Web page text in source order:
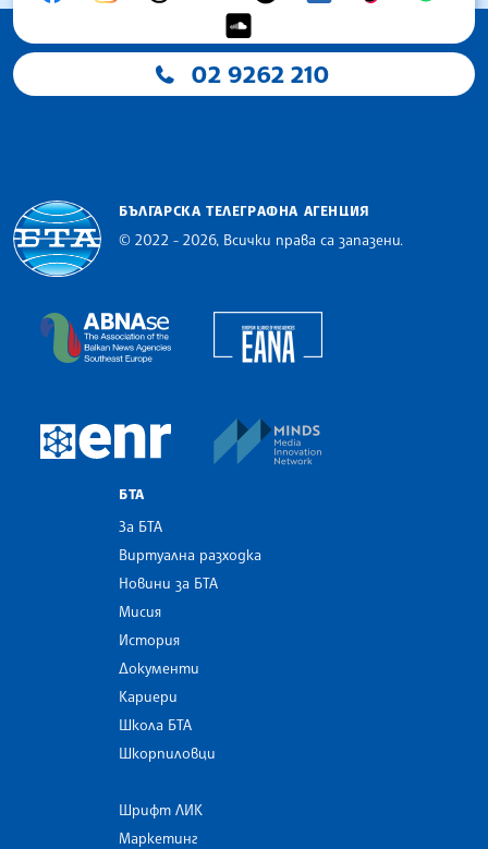
02 9262 210
БЪЛГАРСКА ТЕЛЕГРАФНА АГЕНЦИЯ
© 2022 - 2026, Всички права са запазени.
The Assocoation of the Balkan News Agencies
European Newsroom
БТА
За БТА
Виртуална разходка
Новини за БТА
Мисия
История
Документи
Кариери
Школа БТА
Шкорпиловци
Шрифт ЛИК
Маркетинг